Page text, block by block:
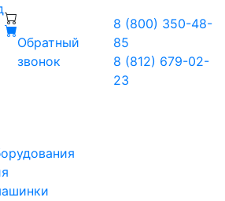
Обратный
звонок
8 (800) 350-48-
85
8 (812) 679-02-
23